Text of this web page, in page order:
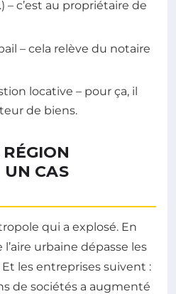
– c’est au propriétaire de
– cela relève du notaire
locative – pour ça, il
de biens.
UN CAS
qui a explosé. En
urbaine dépasse les
Et les entreprises suivent :
de sociétés a augmenté